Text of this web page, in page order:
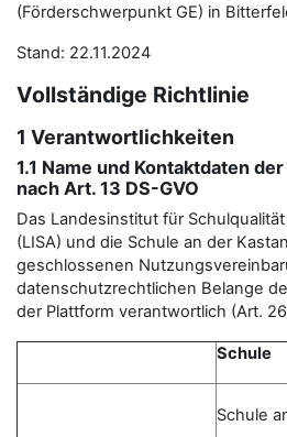
(Förderschwerpunkt GE) in
Stand: 22.11.2024
Vollständige Richtlinie
1 Verantwortlichkeiten
1.1 Name und Kontaktdaten
nach Art. 13 DS-GVO
Das Landesinstitut für
(LISA) und die Schule an der
geschlossenen
datenschutzrechtlichen Belange
der Plattform verantwortlich (Art.
Schule
Schule